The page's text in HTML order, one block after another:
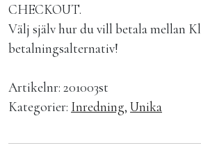
CHECKOUT.
Välj själv hur du vill betala mellan
betalningsalternativ!
Artikelnr: 201003st
Kategorier: Inredning, Unika